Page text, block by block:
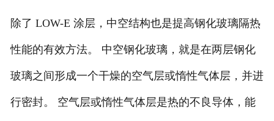
除了 LOW-E 涂层，中空结构也是提高钢化玻璃隔热
性能的有效方法。 中空钢化玻璃，就是在两层钢化
玻璃之间形成一个干燥的空气层或惰性气体层，并进
行密封。 空气层或惰性气体层是热的不良导体，能